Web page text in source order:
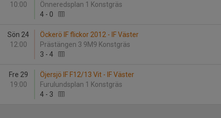
10:00
Önneredsplan 1 Konstgräs
4 - 0
Sön 24
12:00
Öckerö IF flickor 2012 - IF Väster
Prästängen 3 9M9 Konstgräs
3 - 4
Fre 29
19:00
Öjersjö IF F12/13 Vit - IF Väster
Furulundsplan 1 Konstgräs
4 - 3